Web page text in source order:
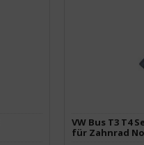
VW Bus T3 T4
für Zahnrad